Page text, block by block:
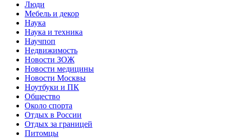
Люди
Мебель и декор
Наука
Наука и техника
Научпоп
Недвижимость
Новости ЗОЖ
Новости медицины
Новости Москвы
Ноутбуки и ПК
Общество
Около спорта
Отдых в России
Отдых за границей
Питомцы